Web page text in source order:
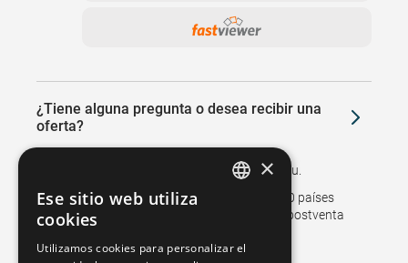
¿Tiene alguna pregunta o desea recibir una
oferta?
Le llamaremos de nuevo o le visitaremos in situ.
Las sucursales y representantes en más de 50 países
respaldan las ventas y garantizan el servicio postventa
×
Ese sitio web utiliza
cookies
Utilizamos cookies para personalizar el